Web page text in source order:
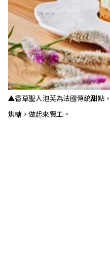
▲香草聖人泡芙為法國傳統甜點
焦糖，做起來費工。